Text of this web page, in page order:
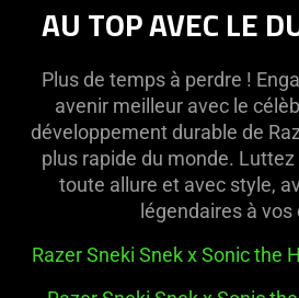
AU TOP AVEC LE
Plus de temps à perdre !
avenir meilleur avec le
développement durable de
plus rapide du monde.
toute allure et avec style,
légendaires à vos
Razer Sneki Snek x Sonic the